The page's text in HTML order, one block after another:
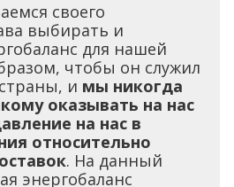
своего
выбирать и
для нашей
чтобы он служил
и мы никогда
оказывать на нас
на нас в
относительно
. На данный
энергобаланс